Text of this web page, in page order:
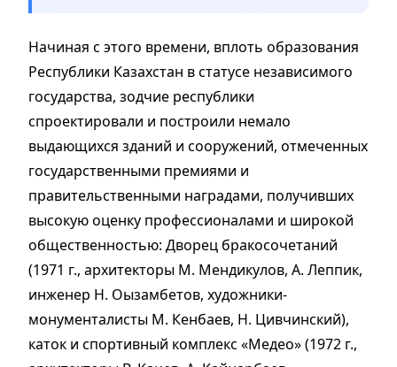
Начиная с этого времени, вплоть образования
Республики Казахстан в статусе независимого
государства, зодчие республики
спроектировали и построили немало
выдающихся зданий и сооружений, отмеченных
государственными премиями и
правительственными наградами, получивших
высокую оценку профессионалами и широкой
общественностью: Дворец бракосочетаний
(1971 г., архитекторы М. Мендикулов, А. Леппик,
инженер Н. Оызамбетов, художники-
монументалисты М. Кенбаев, Н. Цивчинский),
каток и спортивный комплекс «Медео» (1972 г.,